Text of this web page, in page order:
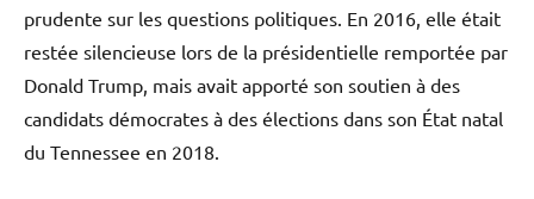
prudente sur les questions politiques. En 2016, elle était
restée silencieuse lors de la présidentielle remportée par
Donald Trump, mais avait apporté son soutien à des
candidats démocrates à des élections dans son État natal
du Tennessee en 2018.